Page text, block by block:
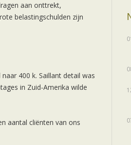
aan onttrekt,
belastingschulden zijn
400 k. Saillant detail was
in Zuid-Amerika wilde
aantal cliënten van ons